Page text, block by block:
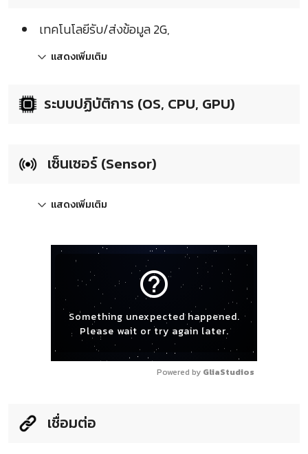
เทคโนโลยีรับ/ส่งข้อมูล 2G,
แสดงเพิ่มเติม
ระบบปฏิบัติการ (OS, CPU, GPU)
เซ็นเซอร์ (Sensor)
แสดงเพิ่มเติม
help_outline
Something unexpected happened.
Please wait or try again later.
Powered by GliaStudios
เชื่อมต่อ